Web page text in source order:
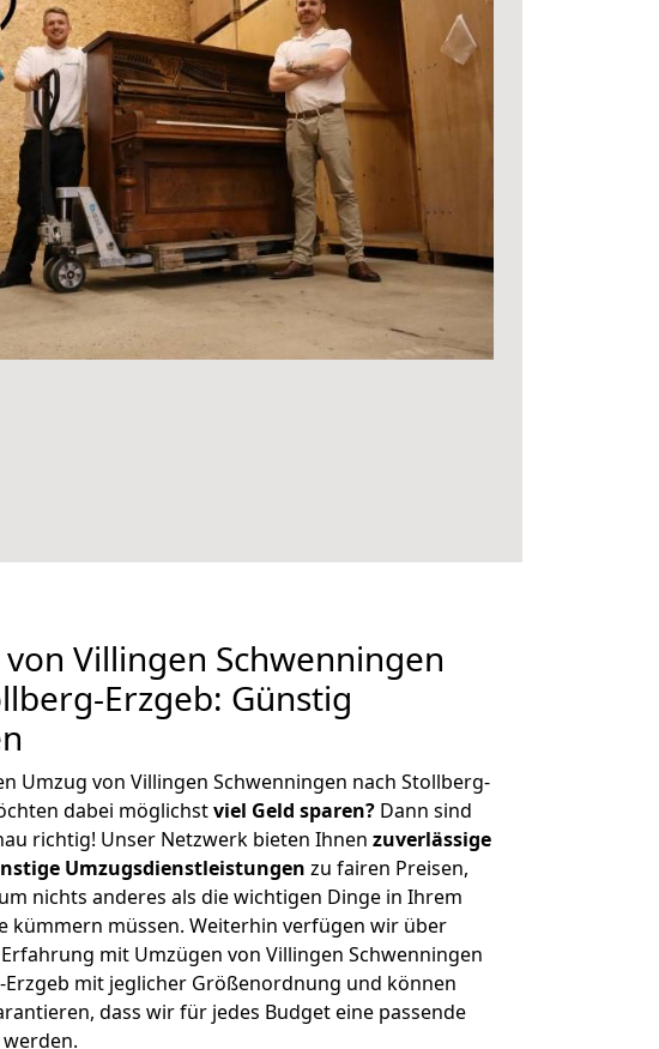
Villingen Schwenningen
Erzgeb: Günstig
Umzug von Villingen Schwenningen nach Stollberg-
dabei möglichstviel Geld sparen? Dann sind
richtig! Unser Netzwerk bieten Ihnen zuverlässige
Umzugsdienstleistungen zu fairen Preisen,
nichts anderes als die wichtigen Dinge in Ihrem
kümmern müssen. Weiterhin verfügen wir über
mit Umzügen von Villingen Schwenningen
Erzgeb mit jeglicher Größenordnung und können
dass wir für jedes Budget eine passende